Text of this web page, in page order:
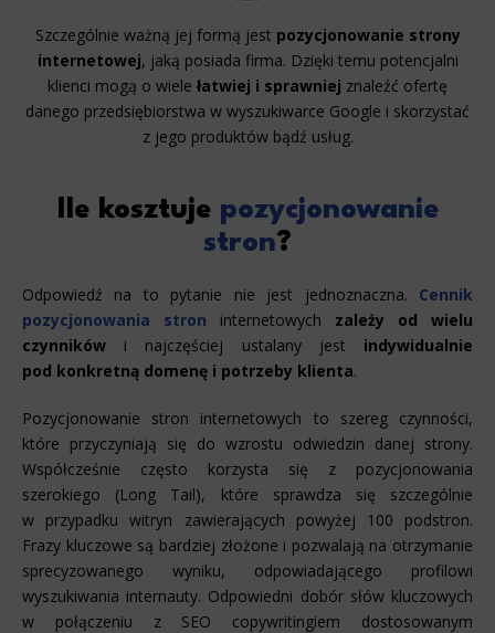
Szczególnie ważną jej formą jest pozycjonowanie strony
internetowej, jaką posiada firma. Dzięki temu potencjalni
klienci mogą o wiele łatwiej i sprawniej znaleźć ofertę
danego przedsiębiorstwa w wyszukiwarce Google i skorzystać
z jego produktów bądź usług.
Ile kosztuje pozycjonowanie
stron?
Odpowiedź na to pytanie nie jest jednoznaczna. Cennik
pozycjonowania stron internetowych zależy od wielu
czynników i najczęściej ustalany jest indywidualnie
pod konkretną domenę i potrzeby klienta.
Pozycjonowanie stron internetowych to szereg czynności,
które przyczyniają się do wzrostu odwiedzin danej strony.
Współcześnie często korzysta się z pozycjonowania
szerokiego (Long Tail), które sprawdza się szczególnie
w przypadku witryn zawierających powyżej 100 podstron.
Frazy kluczowe są bardziej złożone i pozwalają na otrzymanie
sprecyzowanego wyniku, odpowiadającego profilowi
wyszukiwania internauty. Odpowiedni dobór słów kluczowych
w połączeniu z SEO copywritingiem dostosowanym